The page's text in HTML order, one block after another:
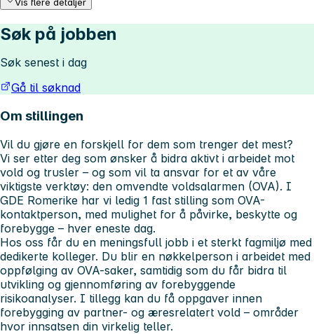
Vis flere detaljer
Søk på jobben
Søk senest i dag
Gå til søknad
Om stillingen
Vil du gjøre en forskjell for dem som trenger det mest?
Vi ser etter deg som ønsker å bidra aktivt i arbeidet mot
vold og trusler – og som vil ta ansvar for et av våre
viktigste verktøy: den omvendte voldsalarmen (OVA). I
GDE Romerike har vi ledig 1 fast stilling som OVA-
kontaktperson, med mulighet for å påvirke, beskytte og
forebygge – hver eneste dag.
Hos oss får du en meningsfull jobb i et sterkt fagmiljø med
dedikerte kolleger. Du blir en nøkkelperson i arbeidet med
oppfølging av OVA-saker, samtidig som du får bidra til
utvikling og gjennomføring av forebyggende
risikoanalyser. I tillegg kan du få oppgaver innen
forebygging av partner- og æresrelatert vold – områder
hvor innsatsen din virkelig teller.